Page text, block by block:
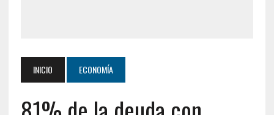
INICIO ECONOMÍA